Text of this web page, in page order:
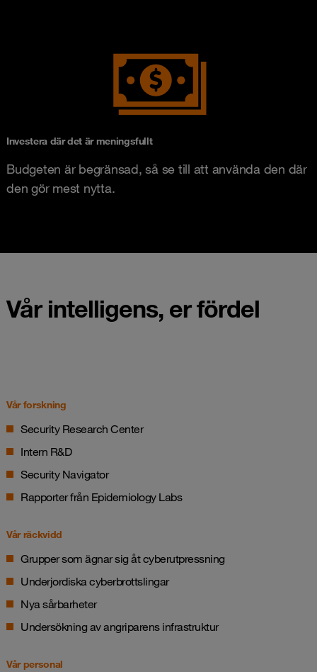
Investera där det är meningsfullt
Budgeten är begränsad, så se till att använda den där
den gör mest nytta.
Vår intelligens, er fördel
Vår forskning
Security Research Center
Intern R&D
Security Navigator
Rapporter från Epidemiology Labs
Vår räckvidd
Grupper som ägnar sig åt cyberutpressning
Underjordiska cyberbrottslingar
Nya sårbarheter
Undersökning av angriparens infrastruktur
Vår personal